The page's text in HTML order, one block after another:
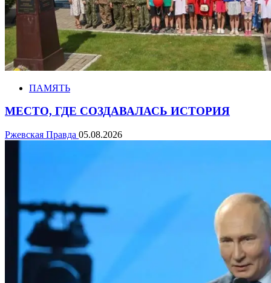
ПАМЯТЬ
МЕСТО, ГДЕ СОЗДАВАЛАСЬ ИСТОРИЯ
Ржевская Правда 05.08.2026